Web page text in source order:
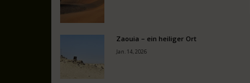
Zaouia – ein heiliger Ort
Jan. 14, 2026